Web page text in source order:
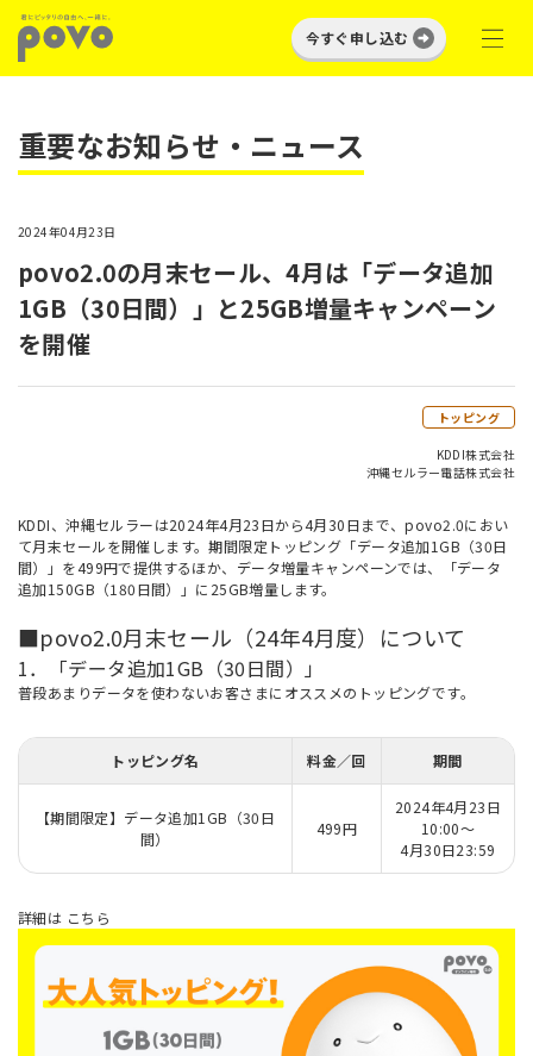
今すぐ申し込む
重要なお知らせ・ニュース
2024年04月23日
povo2.0の月末セール、4月は「データ追加
1GB（30日間）」と25GB増量キャンペーン
を開催
トッピング
KDDI株式会社
沖縄セルラー電話株式会社
KDDI、沖縄セルラーは2024年4月23日から4月30日まで、povo2.0におい
て月末セールを開催します。期間限定トッピング「データ追加1GB（30日
間）」を499円で提供するほか、データ増量キャンペーンでは、「データ
追加150GB（180日間）」に25GB増量します。
■povo2.0月末セール（24年4月度）について
1．「データ追加1GB（30日間）」
普段あまりデータを使わないお客さまにオススメのトッピングです。
トッピング名 料金／回 期間
【期間限定】データ追加1GB（30日
間）
499円
2024年4月23日
10:00～
4月30日23:59
詳細は こちら